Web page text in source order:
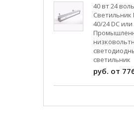
40 вт 24
40/24 DC или
светильник
руб. от